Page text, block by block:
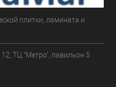
плитки, ламината и
ТЦ "Метро", павильон 5